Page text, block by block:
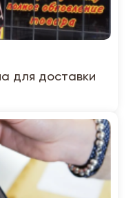
для доставки